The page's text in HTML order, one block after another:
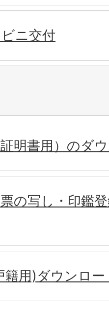
ニ交付
明書用）のダ
の写し・印鑑
籍用)ダウンロー